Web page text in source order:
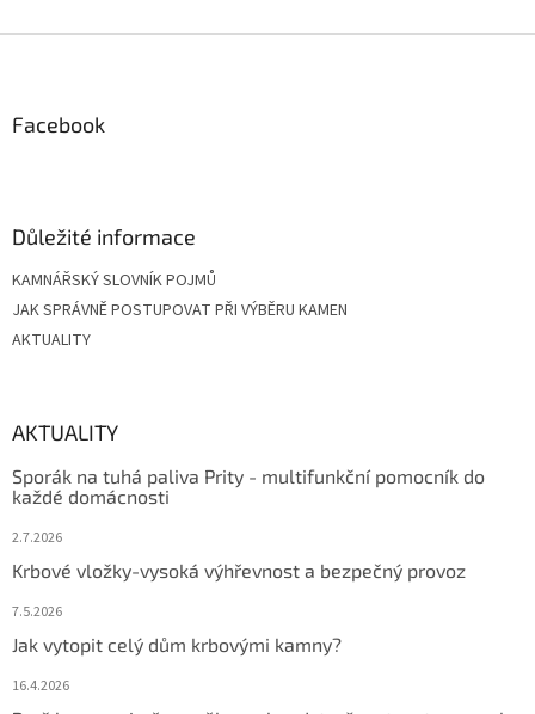
Facebook
Důležité informace
KAMNÁŘSKÝ SLOVNÍK POJMŮ
JAK SPRÁVNĚ POSTUPOVAT PŘI VÝBĚRU KAMEN
AKTUALITY
AKTUALITY
Sporák na tuhá paliva Prity - multifunkční pomocník do
každé domácnosti
2.7.2026
Krbové vložky-vysoká výhřevnost a bezpečný provoz
7.5.2026
Jak vytopit celý dům krbovými kamny?
16.4.2026